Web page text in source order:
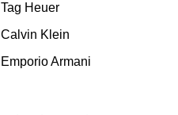
Tag Heuer
Calvin Klein
Emporio Armani